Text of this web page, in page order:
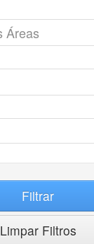
Filtrar
Limpar Filtros